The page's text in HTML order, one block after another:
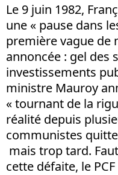
Le 9 juin 1982,
une « pause dans
première vague de
annoncée : gel des
investissements
ministre Mauroy
« tournant de la
réalité depuis
communistes
mais trop tard.
cette défaite, le